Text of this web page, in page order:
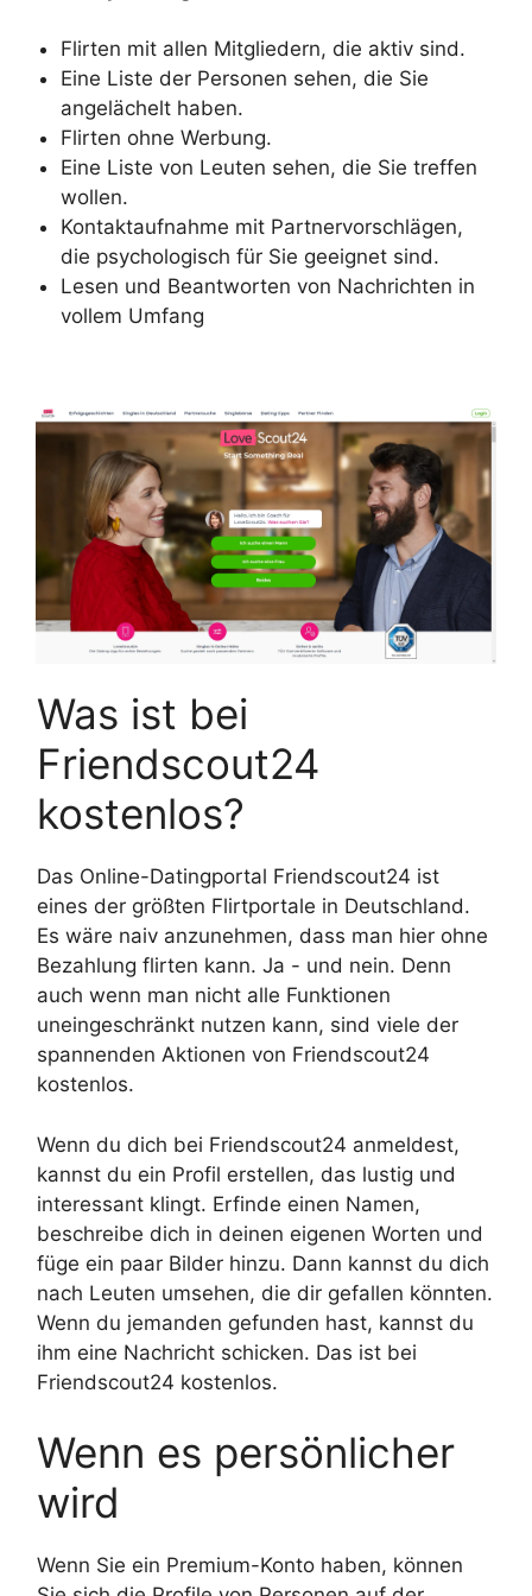
Flirten mit allen Mitgliedern, die aktiv sind.
Eine Liste der Personen sehen, die Sie
angelächelt haben.
Flirten ohne Werbung.
Eine Liste von Leuten sehen, die Sie treffen
wollen.
Kontaktaufnahme mit Partnervorschlägen,
die psychologisch für Sie geeignet sind.
Lesen und Beantworten von Nachrichten in
vollem Umfang
Was ist bei
Friendscout24
kostenlos?
Das Online-Datingportal Friendscout24 ist
eines der größten Flirtportale in Deutschland.
Es wäre naiv anzunehmen, dass man hier ohne
Bezahlung flirten kann. Ja - und nein. Denn
auch wenn man nicht alle Funktionen
uneingeschränkt nutzen kann, sind viele der
spannenden Aktionen von Friendscout24
kostenlos.
Wenn du dich bei Friendscout24 anmeldest,
kannst du ein Profil erstellen, das lustig und
interessant klingt. Erfinde einen Namen,
beschreibe dich in deinen eigenen Worten und
füge ein paar Bilder hinzu. Dann kannst du dich
nach Leuten umsehen, die dir gefallen könnten.
Wenn du jemanden gefunden hast, kannst du
ihm eine Nachricht schicken. Das ist bei
Friendscout24 kostenlos.
Wenn es persönlicher
wird
Wenn Sie ein Premium-Konto haben, können